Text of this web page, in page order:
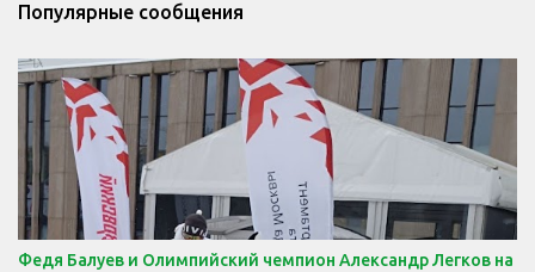
Популярные сообщения
Федя Балуев и Олимпийский чемпион Александр Легков на